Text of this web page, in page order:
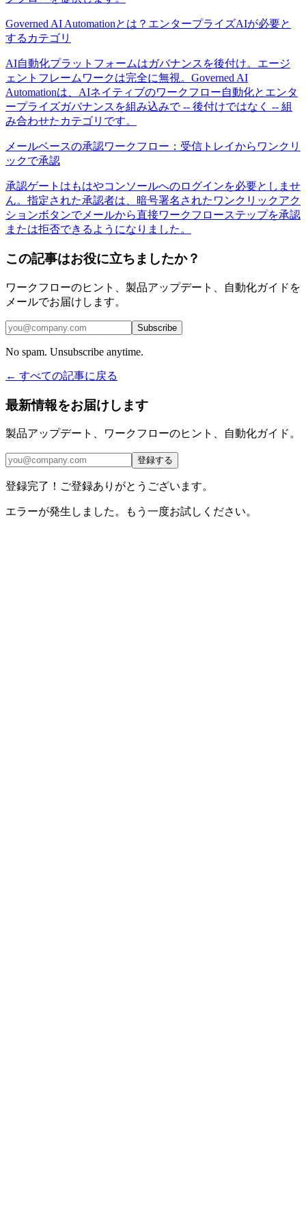
Governed AI Automationとは？エンタープライズAIが必要と
するカテゴリ
AI自動化プラットフォームはガバナンスを後付け。エージ
ェントフレームワークは完全に無視。Governed AI
Automationは、AIネイティブのワークフロー自動化とエンタ
ープライズガバナンスを組み込みで -- 後付けではなく -- 組
み合わせたカテゴリです。
メールベースの承認ワークフロー：受信トレイからワンクリ
ックで承認
承認ゲートはもはやコンソールへのログインを必要としませ
ん。指定された承認者は、暗号署名されたワンクリックアク
ションボタンでメールから直接ワークフローステップを承認
または拒否できるようになりました。
この記事はお役に立ちましたか？
ワークフローのヒント、製品アップデート、自動化ガイドを
メールでお届けします。
Subscribe
No spam. Unsubscribe anytime.
← すべての記事に戻る
最新情報をお届けします
製品アップデート、ワークフローのヒント、自動化ガイド。
登録する
登録完了！ご登録ありがとうございます。
エラーが発生しました。もう一度お試しください。